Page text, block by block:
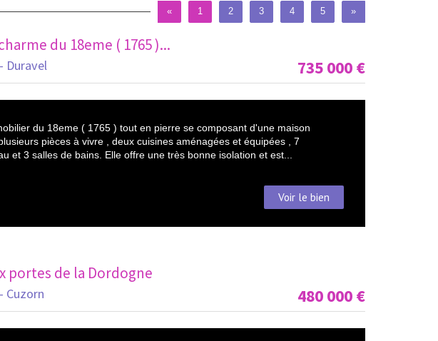
« 1 2 3 4 5 »
du 18eme ( 1765 )...
Duravel 735 000 €
du 18eme ( 1765 ) tout en pierre se composant d'une maison
pièces à vivre , deux cuisines aménagées et équipées , 7
et 3 salles de bains. Elle offre une très bonne isolation et est...
Voir le bien
portes de la Dordogne
Cuzorn 480 000 €